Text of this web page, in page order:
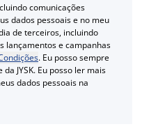
comunicações
dados pessoais e no meu
de terceiros, incluindo
lançamentos e campanhas
. Eu posso sempre
JYSK. Eu posso ler mais
dados pessoais na